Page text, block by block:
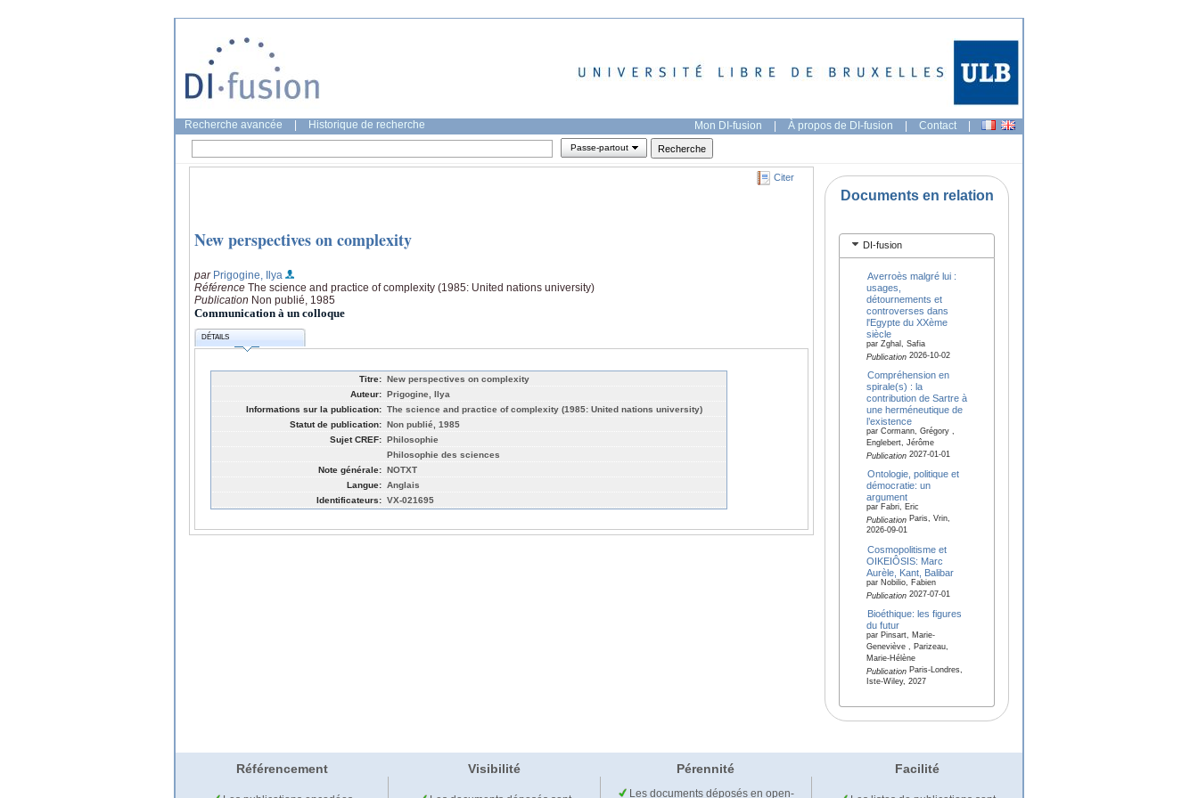
Recherche avancée Historique de recherche Mon DI-fusion | À propos de DI-fusion | Contact |
Passe-partout
Citer
New perspectives on complexity
par Prigogine, Ilya
Référence The science and practice of complexity (1985: United nations university)
Publication Non publié, 1985
Communication à un colloque
DÉTAILS
Titre: New perspectives on complexity
Auteur: Prigogine, Ilya
Informations sur la publication: The science and practice of complexity (1985: United nations university)
Statut de publication: Non publié, 1985
Sujet CREF: Philosophie
Philosophie des sciences
Note générale: NOTXT
Langue: Anglais
Identificateurs: VX-021695
Documents en relation
DI-fusion
Averroès malgré lui :
usages,
détournements et
controverses dans
l'Egypte du XXème
siècle
par Zghal, Safia
Publication2026-10-02
Compréhension en
spirale(s) : la
contribution de Sartre à
une herméneutique de
l’existence
par Cormann, Grégory ,
Englebert, Jérôme
Publication2027-01-01
Ontologie, politique et
démocratie: un
argument
par Fabri, Eric
PublicationParis, Vrin,
2026-09-01
Cosmopolitisme et
OIKEIÔSIS: Marc
Aurèle, Kant, Balibar
par Nobilio, Fabien
Publication2027-07-01
Bioéthique: les figures
du futur
par Pinsart, Marie-
Geneviève , Parizeau,
Marie-Hélène
PublicationParis-Londres,
Iste-Wiley, 2027
Référencement Visibilité Pérennité Facilité
Les documents déposés en open-